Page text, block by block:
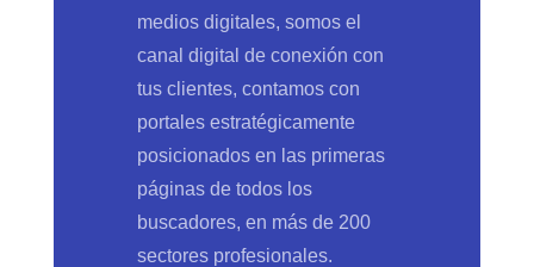
medios digitales, somos el
canal digital de conexión con
tus clientes, contamos con
portales estratégicamente
posicionados en las primeras
páginas de todos los
buscadores, en más de 200
sectores profesionales.